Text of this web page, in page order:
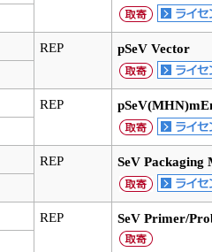
REP pSeV Vector
REP
REP SeV Packaging
REP SeV Primer/